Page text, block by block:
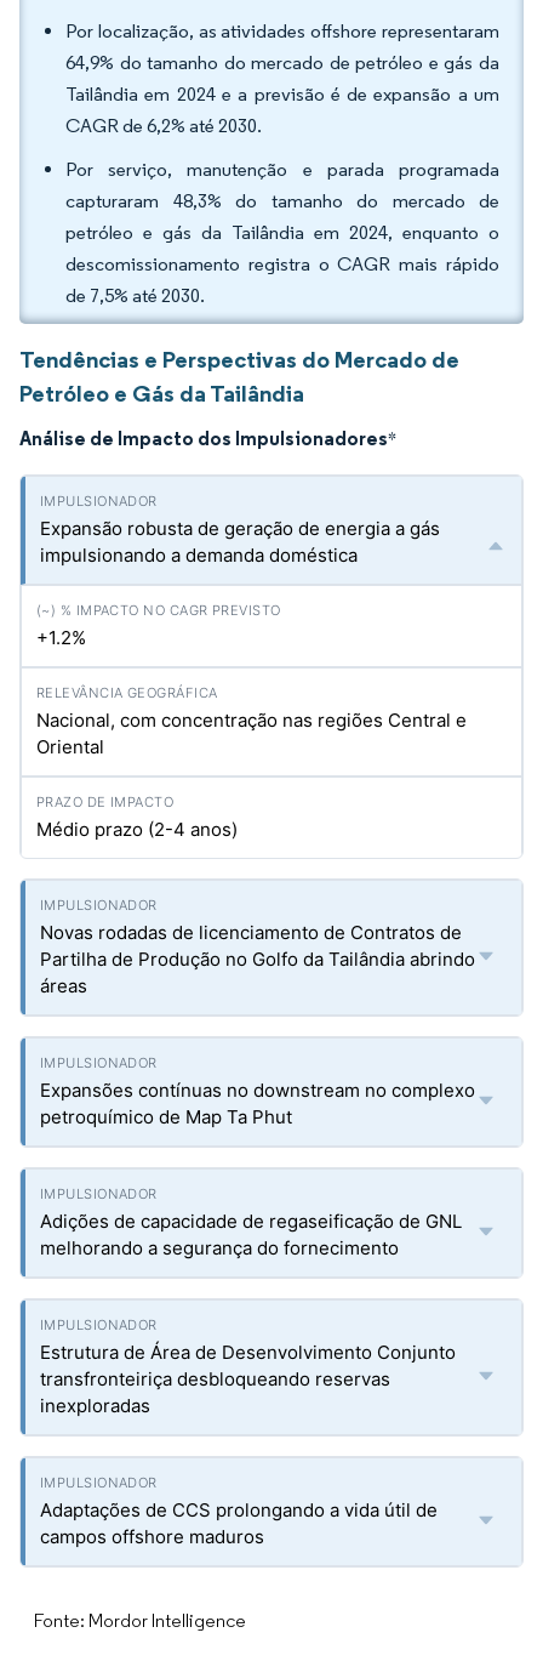
Por localização, as atividades offshore representaram
64,9% do tamanho do mercado de petróleo e gás da
Tailândia em 2024 e a previsão é de expansão a um
CAGR de 6,2% até 2030.
Por serviço, manutenção e parada programada
capturaram 48,3% do tamanho do mercado de
petróleo e gás da Tailândia em 2024, enquanto o
descomissionamento registra o CAGR mais rápido
de 7,5% até 2030.
Tendências e Perspectivas do Mercado de
Petróleo e Gás da Tailândia
Análise de Impacto dos Impulsionadores*
Expansão robusta de geração de energia a gás
impulsionando a demanda doméstica
+1.2%
Nacional, com concentração nas regiões Central e
Oriental
Médio prazo (2-4 anos)
Novas rodadas de licenciamento de Contratos de
Partilha de Produção no Golfo da Tailândia abrindo
áreas
Expansões contínuas no downstream no complexo
petroquímico de Map Ta Phut
Adições de capacidade de regaseificação de GNL
melhorando a segurança do fornecimento
Estrutura de Área de Desenvolvimento Conjunto
transfronteiriça desbloqueando reservas
inexploradas
Adaptações de CCS prolongando a vida útil de
campos offshore maduros
Fonte: Mordor Intelligence